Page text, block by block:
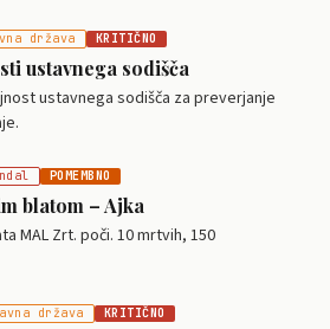
država KRITIČNO
ustavnega sodišča
ustavnega sodišča za preverjanje
POMEMBNO
blatom – Ajka
MAL Zrt. poči. 10 mrtvih, 150
država KRITIČNO